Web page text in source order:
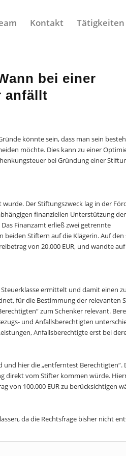
Kontakt Tätigkeiten
bei einer
anfällt
könnte sein, dass man sein
möchte. Dies kann zu einer
bei Gründung einer
Der Stiftungszweck lag in der
finanziellen Unterstützung
Finanzamt erließ zwei getrennte
beiden Stiftern auf die Klägerin. Auf
von 20.000 EUR, und wandte
ermittelt und damit einen
für die Bestimmung der relevanten
zum Schenker relevant.
und Anfallsberechtigten
Anfallsberechtigte erst bei
hier die „entferntest Berechtigten“.
direkt vom Stifter kommen würde.
von 100.000 EUR zu berücksichtigen
da die Rechtsfrage bisher nicht